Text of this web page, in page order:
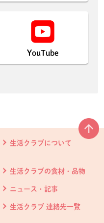
YouTube
生活クラブについて
生活クラブの食材・品物
ニュース・記事
生活クラブ 連絡先一覧